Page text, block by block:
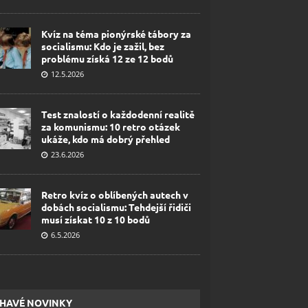
Kvíz na téma pionýrské tábory za
socialismu: Kdo je zažil, bez
problému získá 12 ze 12 bodů
12.5.2026
Test znalostí o každodenní realitě
za komunismu: 10 retro otázek
ukáže, kdo má dobrý přehled
23.6.2026
Retro kvíz o oblíbených autech v
dobách socialismu: Tehdejší řidiči
musí získat 10 z 10 bodů
6.5.2026
NOVINKY